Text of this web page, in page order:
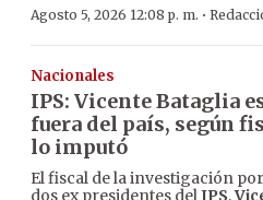
Agosto 5, 2026 12:08 p. m. ·
Nacionales
IPS: Vicente Bataglia
fuera del país, según
lo imputó
El fiscal de la investigación
dos ex presidentes delIPS,